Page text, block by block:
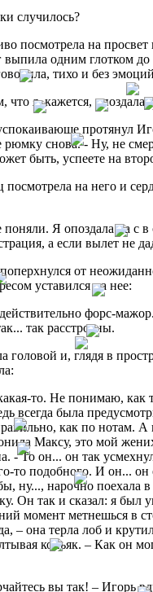
случилось?
посмотрела на просвет
выпила одним глотком
тихо и без
что я, кажется, опоздала
протянул
рюмку снова. - Ну, не
быть, успеете на
посмотрела на него и
Я опоздала на с в
а если вылет не
от
уставился на нее:
форс-
так расстроены.
головой и, глядя в
то. Не понимаю, как
всегда была
как по нотам. А
Максу, это мой
- То он... он так
то подобного. И он... он
ну..., нарочно поехала в
Он так и сказал: я был
момент метнешься в
– она терла лоб и
коньяк. – Как он
вы так! – Игорь